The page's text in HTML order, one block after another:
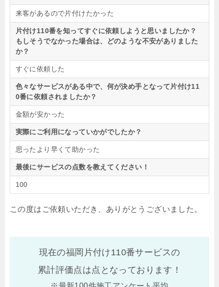
来客があるので片付けたかった
片付け110番を知ってすぐに依頼しようと思いましたか？
もしそうでなかった場合は、どのような不安がありました
か？
すぐに依頼した
色々なサービスがある中で、何が決め手となって片付け11
0番に依頼されましたか？
金額が安かった
実際にご利用になっていかがでしたか？
思ったより早くて助かった
最後にサービスの点数を教えてください！
100
この度はご依頼いただき、ありがとうございました。
現在の福岡片付け110番サービスの
累計評価点は点となっております！